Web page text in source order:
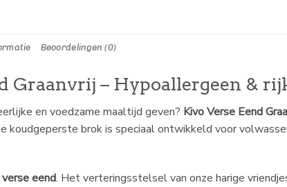
Beoordelingen (0)
Graanvrij – Hypoallergeen &
en voedzame maaltijd geven? Kivo Verse Eend
koudgeperste brok is speciaal ontwikkeld voor
eend. Het verteringsstelsel van onze harige